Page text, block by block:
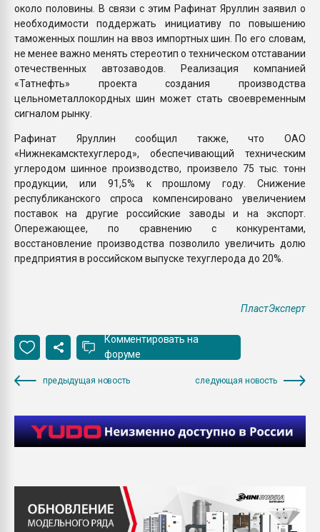
около половины. В связи с этим Рафинат Яруллин заявил о
необходимости поддержать инициативу по повышению
таможенных пошлин на ввоз импортных шин. По его словам,
не менее важно менять стереотип о техническом отставании
отечественных автозаводов. Реализация компанией
«Татнефть» проекта создания производства
цельнометаллокордных шин может стать своевременным
сигналом рынку.
Рафинат Яруллин сообщил также, что ОАО
«Нижнекамсктехуглерод», обеспечивающий техническим
углеродом шинное производство, произвело 75 тыс. тонн
продукции, или 91,5% к прошлому году. Снижение
республиканского спроса компенсировано увеличением
поставок на другие российские заводы и на экспорт.
Опережающее, по сравнению с конкурентами,
восстановление производства позволило увеличить долю
предприятия в российском выпуске техуглерода до 20%.
ПластЭксперт
Комментировать на
форуме
предыдущая новость следующая новость